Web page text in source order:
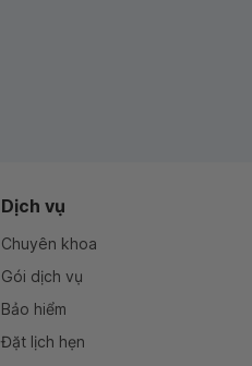
Dịch vụ
Chuyên khoa
Gói dịch vụ
Bảo hiểm
Đặt lịch hẹn